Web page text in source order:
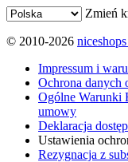
Zmień
© 2010-2026
Impressum i
Ochrona danych
Ogólne Warunki
umowy
Deklaracja
Ustawienia
Rezygnacja z